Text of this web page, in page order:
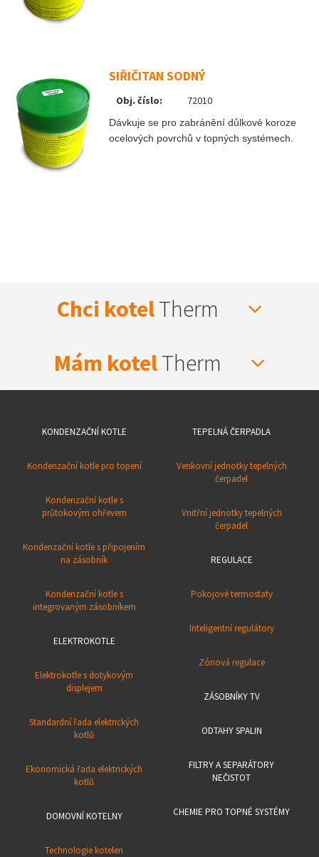
SIŘIČITAN SODNÝ
Obj. číslo: 72010
Dávkuje se pro zabránění důlkové koroze
ocelových povrchů v topných systémech.
Chci kotelTherm
Mám kotelTherm
KONDENZAČNÍ KOTLE
Kondenzační kotle pro topení
Kondenzační kotle s
průtokovým ohřevem
Kondenzační kotle s připojením
na zásobník
Kondenzační kotle s
integrovaným zásobníkem
ELEKTROKOTLE
Elektrokotle s dotykovým
displejem
Standardní řada elektrických
kotlů
Ekonomická řada elektrických
kotlů
DOMOVNÍ KOTELNY
Technologie kotelen
TEPELNÁ ČERPADLA
Venkovní jednotky tepelných
čerpadel
Vnitřní jednotky tepelných
čerpadel
REGULACE
Pokojové termostaty
Inteligentní regulátory
Zónová regulace
ZÁSOBNÍKY TV
ODTAHY SPALIN
FILTRY A SEPARÁTORY
NEČISTOT
CHEMIE PRO TOPNÉ SYSTÉMY